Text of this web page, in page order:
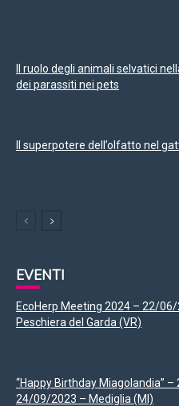
Il ruolo degli animali selvatici
dei parassiti nei pets
Il superpotere dell’olfatto nel
EVENTI
EcoHerp Meeting 2024 – 22/
Peschiera del Garda (VR)
“Happy Birthday Miagolandia” –
24/09/2023 – Mediglia (MI)